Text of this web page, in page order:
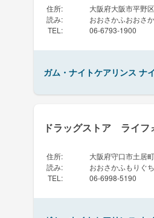
住所:
大阪府大阪市平野
読み:
おおさかふおおさ
TEL : 06-6793-1900
ガム・ナイトケアリンス ナ
ドラッグストア ライフ
住所:
大阪府守口市土居
読み:
おおさかふもりぐ
TEL : 06-6998-5190